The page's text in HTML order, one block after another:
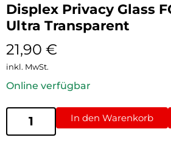
Displex Privacy Glass
Ultra Transparent
21,90 €
inkl. MwSt.
Online verfügbar
In den Warenkorb